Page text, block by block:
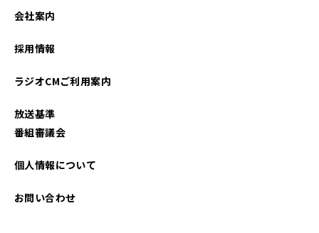
会社案内
採用情報
ラジオCMご利用案内
放送基準
番組審議会
個人情報について
お問い合わせ